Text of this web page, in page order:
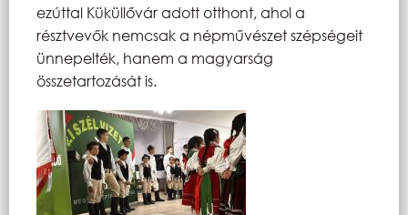
ezúttal Küküllővár adott otthont, ahol a
résztvevők nemcsak a népművészet szépségeit
ünnepelték, hanem a magyarság
összetartozását is.